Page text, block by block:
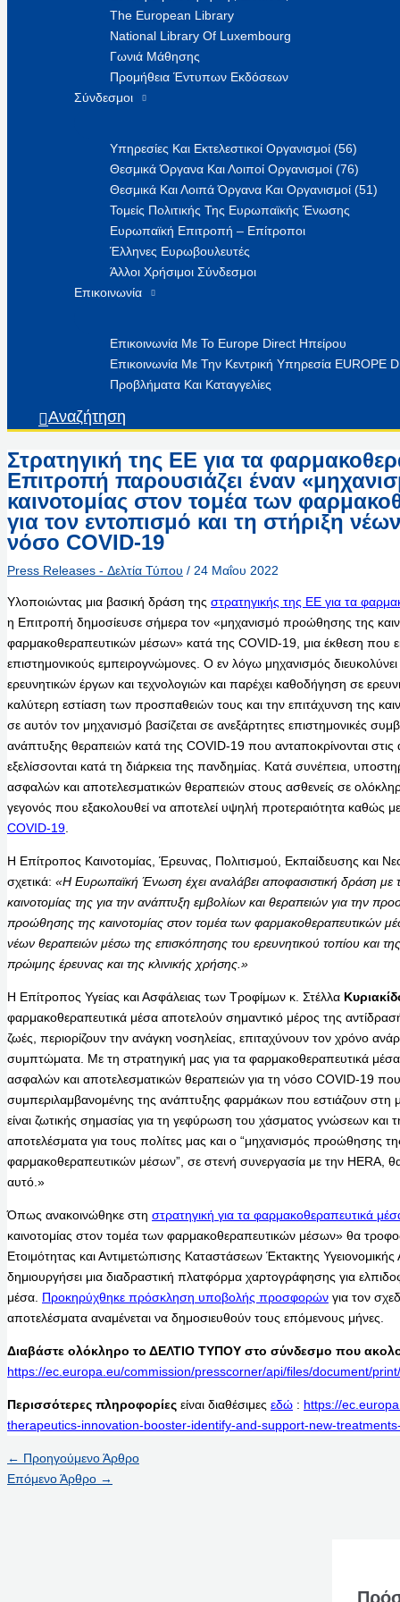
The European Library
National Library Of Luxembourg
Γωνιά Μάθησης
Προμήθεια Έντυπων Εκδόσεων
Σύνδεσμοι
Υπηρεσίες Και Εκτελεστικοί Οργανισμοί (56)
Θεσμικά Όργανα Και Λοιποί Οργανισμοί (76)
Θεσμικά Και Λοιπά Όργανα Και Οργανισμοί (51)
Τομείς Πολιτικής Της Ευρωπαϊκής Ένωσης
Ευρωπαϊκή Επιτροπή – Επίτροποι
Έλληνες Ευρωβουλευτές
Άλλοι Χρήσιμοι Σύνδεσμοι
Επικοινωνία
Επικοινωνία Με Το Europe Direct Ηπείρου
Επικοινωνία Με Την Κεντρική Υπηρεσία EUROPE
Προβλήματα Και Καταγγελίες
Αναζήτηση
Στρατηγική της ΕΕ για τα
Επιτροπή παρουσιάζει έναν
καινοτομίας στον τομέα των
για τον εντοπισμό και τη στήριξη
νόσο COVID-19
Press Releases - Δελτία Τύπου / 24 Μαΐου 2022
Υλοποιώντας μια βασική δράση της στρατηγικής της ΕΕ για τα
η Επιτροπή δημοσίευσε σήμερα τον «μηχανισμό προώθησης της
φαρμακοθεραπευτικών μέσων» κατά της COVID-19, μια έκθεση που
επιστημονικούς εμπειρογνώμονες. Ο εν λόγω μηχανισμός
ερευνητικών έργων και τεχνολογιών και παρέχει καθοδήγηση σε
καλύτερη εστίαση των προσπαθειών τους και την επιτάχυνση της
σε αυτόν τον μηχανισμό βασίζεται σε ανεξάρτητες επιστημονικές
ανάπτυξης θεραπειών κατά της COVID-19 που ανταποκρίνονται
εξελίσσονται κατά τη διάρκεια της πανδημίας. Κατά συνέπεια,
ασφαλών και αποτελεσματικών θεραπειών στους ασθενείς σε
γεγονός που εξακολουθεί να αποτελεί υψηλή προτεραιότητα καθώς
COVID-19
Η Επίτροπος Καινοτομίας, Έρευνας, Πολιτισμού, Εκπαίδευσης και
σχετικά: «Η Ευρωπαϊκή Ένωση έχει αναλάβει αποφασιστική δράση με
καινοτομίας της για την ανάπτυξη εμβολίων και θεραπειών για την
προώθησης της καινοτομίας στον τομέα των φαρμακοθεραπευτικών
νέων θεραπειών μέσω της επισκόπησης του ερευνητικού τοπίου και
πρώιμης έρευνας και της κλινικής χρήσης.»
Η Επίτροπος Υγείας και Ασφάλειας των Τροφίμων κ. Στέλλα
φαρμακοθεραπευτικά μέσα αποτελούν σημαντικό μέρος της
ζωές, περιορίζουν την ανάγκη νοσηλείας, επιταχύνουν τον χρόνο
συμπτώματα. Με τη στρατηγική μας για τα φαρμακοθεραπευτικά
ασφαλών και αποτελεσματικών θεραπειών για τη νόσο COVID-19
συμπεριλαμβανομένης της ανάπτυξης φαρμάκων που εστιάζουν στη
είναι ζωτικής σημασίας για τη γεφύρωση του χάσματος γνώσεων
αποτελέσματα για τους πολίτες μας και ο “μηχανισμός προώθησης
φαρμακοθεραπευτικών μέσων”, σε στενή συνεργασία με την HERA, θα
αυτό.»
Όπως ανακοινώθηκε στη στρατηγική για τα φαρμακοθεραπευτικά
καινοτομίας στον τομέα των φαρμακοθεραπευτικών μέσων» θα
Ετοιμότητας και Αντιμετώπισης Καταστάσεων Έκτακτης
δημιουργήσει μια διαδραστική πλατφόρμα χαρτογράφησης για
μέσα. Προκηρύχθηκε πρόσκληση υποβολής προσφορών για τον
αποτελέσματα αναμένεται να δημοσιευθούν τους επόμενους μήνες.
Διαβάστε ολόκληρο το ΔΕΛΤΙΟ ΤΥΠΟΥ στο σύνδεσμο που
https://ec.europa.eu/commission/presscorner/api/files/document/
Περισσότερες πληροφορίες είναι διαθέσιμες εδώ : https://
therapeutics-innovation-booster-identify-and-support-new-
← Προηγούμενο Άρθρο
Επόμενο Άρθρο →